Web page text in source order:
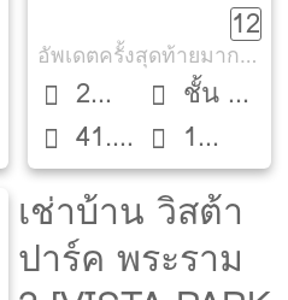
12
อัพเดตครั้งสุดท้ายมากกว่า 30 วัน
2
Beds41.1
ตรม.
ชั้น 8
ตึก B
1
ห้องน้ำ
เช่าบ้าน วิสต้า
ปาร์ค พระราม